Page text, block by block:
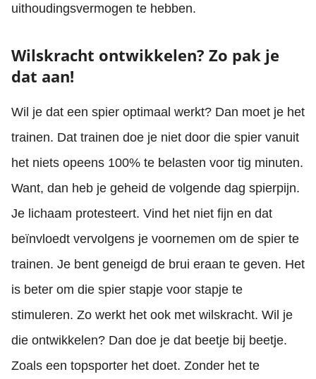
uithoudingsvermogen te hebben.
Wilskracht ontwikkelen? Zo pak je
dat aan!
Wil je dat een spier optimaal werkt? Dan moet je het
trainen. Dat trainen doe je niet door die spier vanuit
het niets opeens 100% te belasten voor tig minuten.
Want, dan heb je geheid de volgende dag spierpijn.
Je lichaam protesteert. Vind het niet fijn en dat
beïnvloedt vervolgens je voornemen om de spier te
trainen. Je bent geneigd de brui eraan te geven. Het
is beter om die spier stapje voor stapje te
stimuleren. Zo werkt het ook met wilskracht. Wil je
die ontwikkelen? Dan doe je dat beetje bij beetje.
Zoals een topsporter het doet. Zonder het te